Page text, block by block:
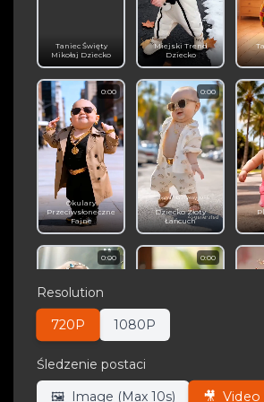
Taniec Święty
Mikołaj Dziecko
Miejski Trend
Dziecko
0:00
Okulary
Przeciwsłoneczne
Fajne
0:00
Dziecko Złoty
Łańcuch
0:00
Czerwony
Zwierzątko Słodki
0:00
Szok Niebieskie
Szorty
Resolution
720P 1080P
Śledzenie postaci
🖼️
Image (Max 10s) 🎥 Video